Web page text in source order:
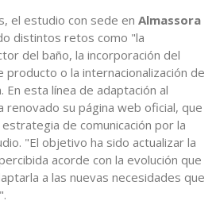
el estudio con sede en Almassora
distintos retos como "la
del baño, la incorporación del
o la internacionalización de
En esta línea de adaptación al
renovado su página web oficial, que
de comunicación por la
"El objetivo ha sido actualizar la
acorde con la evolución que
a las nuevas necesidades que